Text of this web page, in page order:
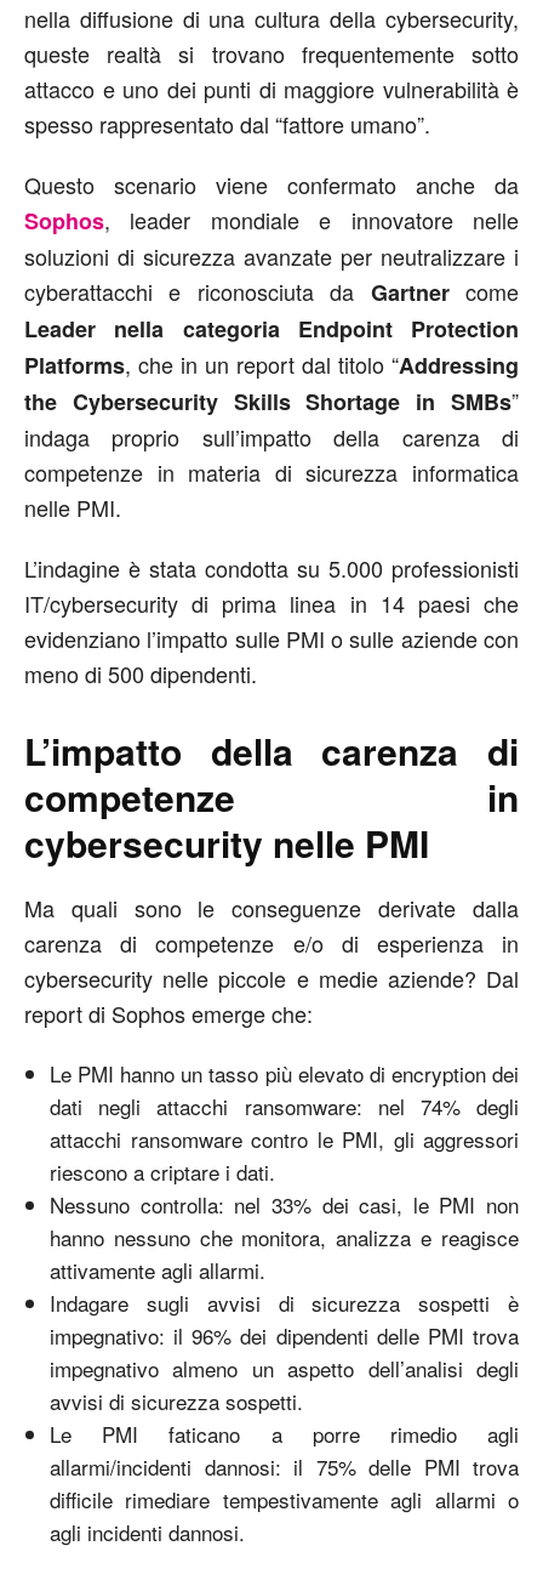
nella diffusione di una cultura della cybersecurity,
queste realtà si trovano frequentemente sotto
attacco e uno dei punti di maggiore vulnerabilità è
spesso rappresentato dal “fattore umano”.
Questo scenario viene confermato anche da
Sophos, leader mondiale e innovatore nelle
soluzioni di sicurezza avanzate per neutralizzare i
cyberattacchi e riconosciuta da Gartnercome
Leader nella categoria Endpoint Protection
Platforms, che in un report dal titolo “Addressing
the Cybersecurity Skills Shortage in SMBs”
indaga proprio sull’impatto della carenza di
competenze in materia di sicurezza informatica
nelle PMI.
L’indagine è stata condotta su 5.000 professionisti
IT/cybersecurity di prima linea in 14 paesi che
evidenziano l’impatto sulle PMI o sulle aziende con
meno di 500 dipendenti.
L’impatto della carenza di
competenze in
cybersecurity nelle PMI
Ma quali sono le conseguenze derivate dalla
carenza di competenze e/o di esperienza in
cybersecurity nelle piccole e medie aziende? Dal
report di Sophos emerge che:
Le PMI hanno un tasso più elevato di encryption dei
dati negli attacchi ransomware: nel 74% degli
attacchi ransomware contro le PMI, gli aggressori
riescono a criptare i dati.
Nessuno controlla: nel 33% dei casi, le PMI non
hanno nessuno che monitora, analizza e reagisce
attivamente agli allarmi.
Indagare sugli avvisi di sicurezza sospetti è
impegnativo: il 96% dei dipendenti delle PMI trova
impegnativo almeno un aspetto dell’analisi degli
avvisi di sicurezza sospetti.
Le PMI faticano a porre rimedio agli
allarmi/incidenti dannosi: il 75% delle PMI trova
difficile rimediare tempestivamente agli allarmi o
agli incidenti dannosi.